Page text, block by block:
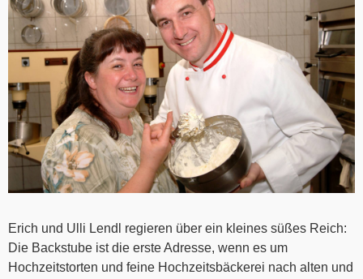
Erich und Ulli Lendl regieren über ein kleines süßes Reich:
Die Backstube ist die erste Adresse, wenn es um
Hochzeitstorten und feine Hochzeitsbäckerei nach alten und